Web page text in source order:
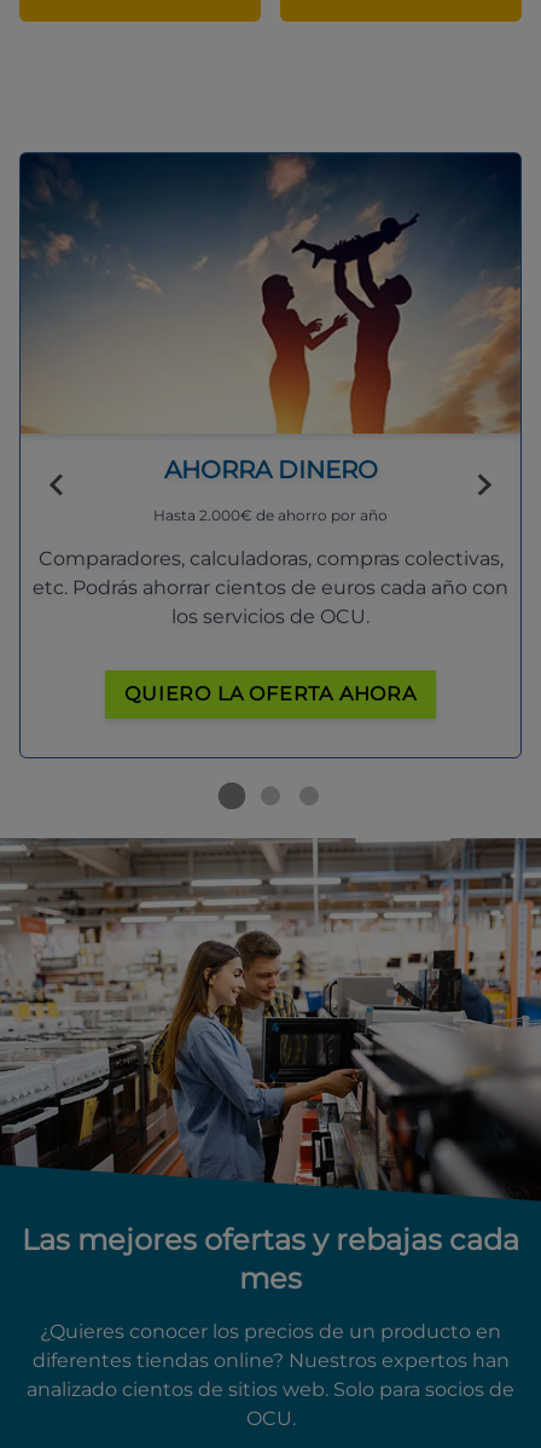
AHORRA DINERO
Hasta 2.000€ de ahorro por año
Comparadores, calculadoras, compras colectivas,
etc. Podrás ahorrar cientos de euros cada año con
los servicios de OCU.
QUIERO LA OFERTA AHORA
Las mejores ofertas y rebajas cada
mes
¿Quieres conocer los precios de un producto en
diferentes tiendas online? Nuestros expertos han
analizado cientos de sitios web. Solo para socios de
OCU.